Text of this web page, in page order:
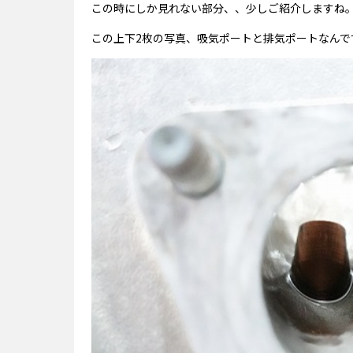
この時にしか見れない部分、、少しご紹介しますね
この上下2枚の写真、吸気ポートと排気ポートなんで